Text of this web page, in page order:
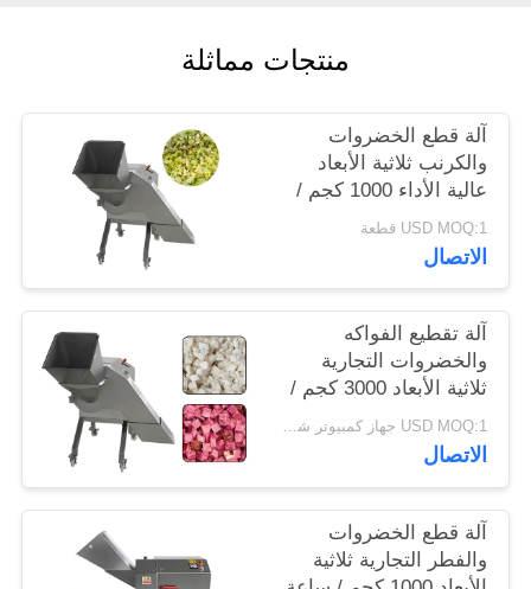
خريطة
الموقع
سياسة
الخصوصية
منتجات مماثلة
آلة قطع الخضروات
والكرنب ثلاثية الأبعاد
عالية الأداء 1000 كجم /
ساعة
USD MOQ:1 قطعة
الاتصال
آلة تقطيع الفواكه
والخضروات التجارية
ثلاثية الأبعاد 3000 كجم /
ساعة
USD MOQ:1 جهاز كمبيوتر شخصى
الاتصال
آلة قطع الخضروات
والفطر التجارية ثلاثية